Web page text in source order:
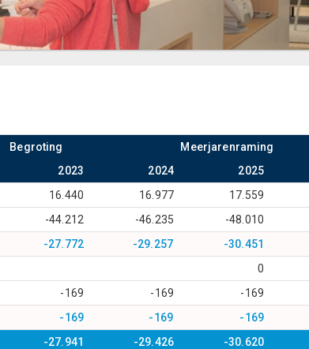
Begroting
Meerjarenraming
2023 2024 2025
16.440 16.977 17.559
-44.212 -46.235 -48.010
-27.772 -29.257 -30.451
0
-169 -169 -169
-169 -169 -169
-27.941 -29.426 -30.620